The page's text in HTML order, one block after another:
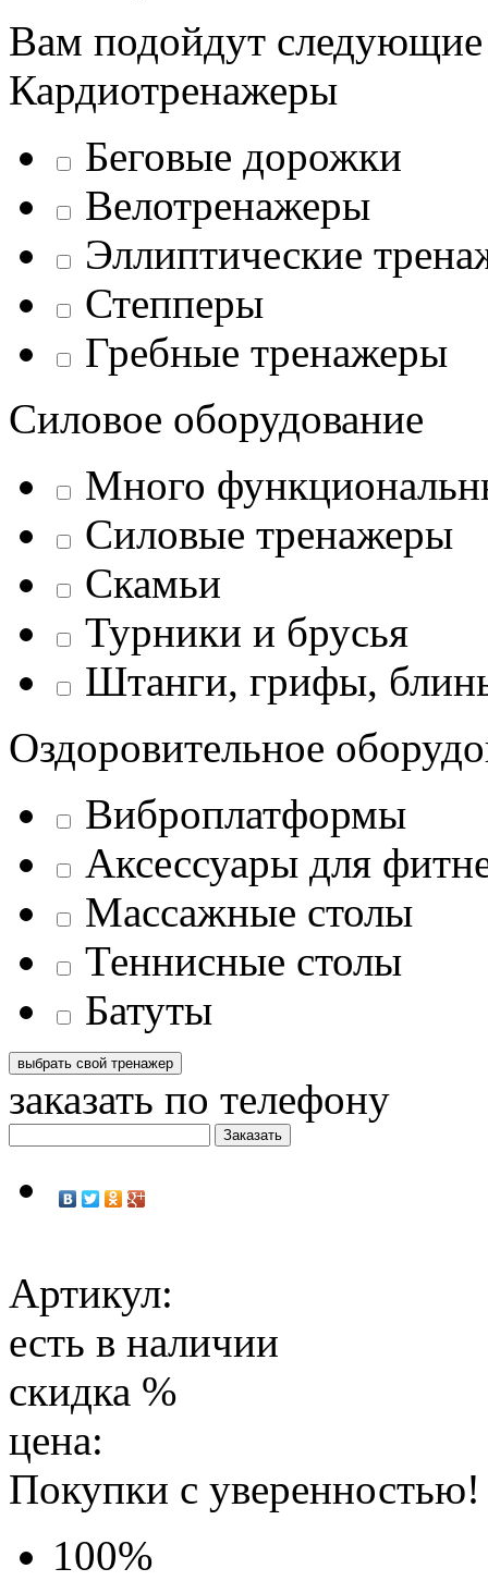
Вам подойдут
Кардиотренажеры
Беговые дорожки
Велотренажеры
Эллиптические
Степперы
Гребные тренажеры
Силовое оборудование
Много
Силовые тренажеры
Скамьи
Турники и брусья
Штанги, грифы,
Оздоровительное
Виброплатформы
Аксессуары для
Массажные столы
Теннисные столы
Батуты
заказать по телефону
Артикул:
есть в наличии
скидка %
цена:
Покупки с уверенностью!
100%